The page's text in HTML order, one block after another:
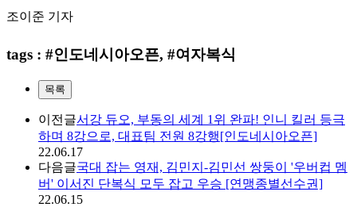
조이준 기자
tags : #인도네시아오픈, #여자복식
목록
이전글서강 듀오, 부동의 세계 1위 완파! 인니 킬러 등극
하며 8강으로, 대표팀 전원 8강행[인도네시아오픈]
22.06.17
다음글국대 잡는 영재, 김민지-김민선 쌍둥이 '우버컵 멤
버' 이서진 단복식 모두 잡고 우승 [연맹종별선수권]
22.06.15